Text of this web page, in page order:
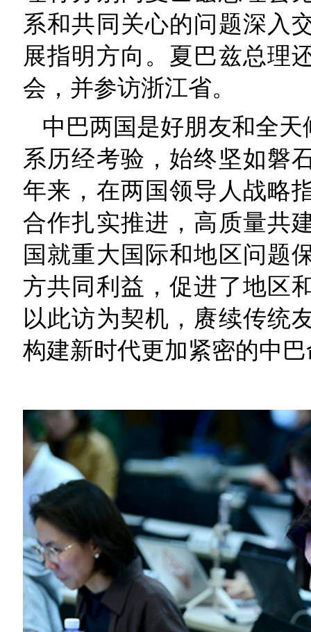
系和共同关心的问题深入
展指明方向。夏巴兹总理
会，并参访浙江省。
中巴两国是好朋友和全
系历经考验，始终坚如磐
年来，在两国领导人战略
合作扎实推进，高质量共
国就重大国际和地区问题
方共同利益，促进了地区
以此访为契机，赓续传统
构建新时代更加紧密的中